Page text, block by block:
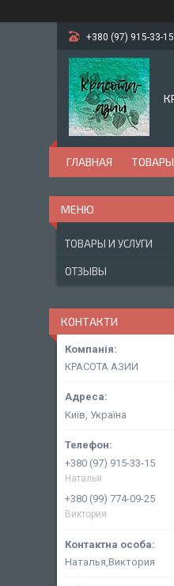
+380 (97) 915-33-15
ГЛАВНАЯ ТОВАРЫ
ТОВАРЫ И УСЛУГИ
ОТЗЫВЫ
КОНТАКТИ
КРАСОТА АЗИИ
Київ, Україна
+380 (97) 915-33-15
Наталья
+380 (99) 774-09-25
Виктория
Наталья,Виктория